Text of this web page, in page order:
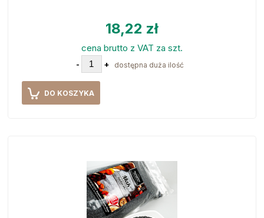
18,22 zł
cena brutto z VAT za szt.
- + dostępna duża ilość
DO KOSZYKA